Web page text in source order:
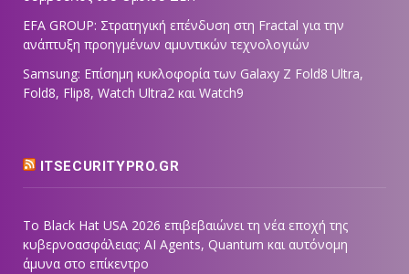
EFA GROUP: Στρατηγική επένδυση στη Fractal για την
ανάπτυξη προηγμένων αμυντικών τεχνολογιών
Samsung: Επίσημη κυκλοφορία των Galaxy Z Fold8 Ultra,
Fold8, Flip8, Watch Ultra2 και Watch9
ITSECURITYPRO.GR
Το Black Hat USA 2026 επιβεβαιώνει τη νέα εποχή της
κυβερνοασφάλειας: AI Agents, Quantum και αυτόνομη
άμυνα στο επίκεντρο